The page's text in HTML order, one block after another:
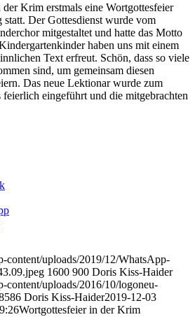
Krim erstmals eine Wortgottesfeier
Der Gottesdienst wurde vom
mitgestaltet und hatte das Motto
haben uns mit einem
Text erfreut. Schön, dass so viele
sind, um gemeinsam diesen
Das neue Lektionar wurde zum
eingeführt und die mitgebrachten
content/uploads/2019/12/WhatsApp-
1600 900 Doris Kiss-Haider
content/uploads/2016/10/logoneu-
Doris Kiss-Haider2019-12-03
Wortgottesfeier in der Krim